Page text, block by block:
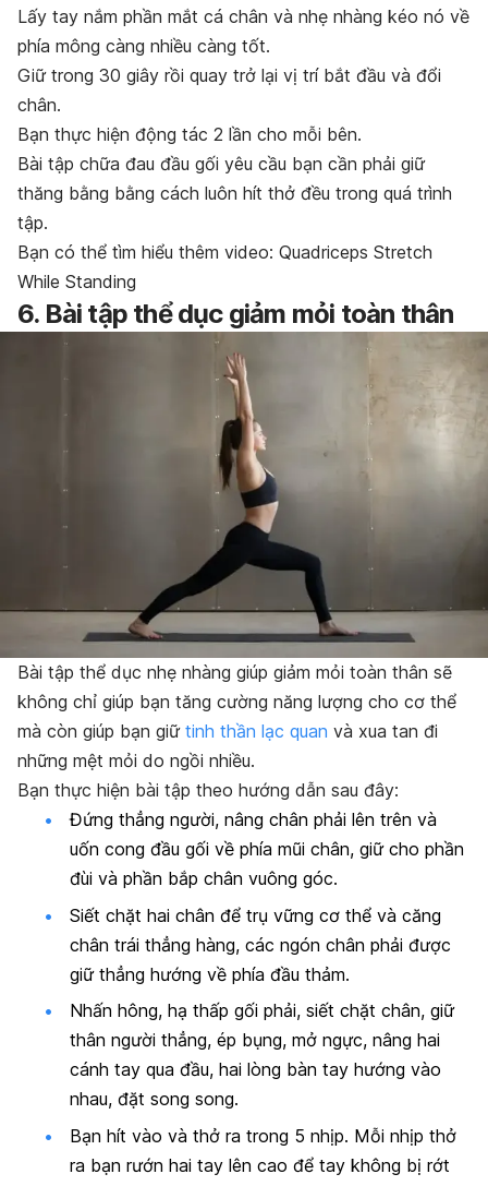
Lấy tay nắm phần mắt cá chân và nhẹ nhàng kéo nó về
phía mông càng nhiều càng tốt.
Giữ trong 30 giây rồi quay trở lại vị trí bắt đầu và đổi
chân.
Bạn thực hiện động tác 2 lần cho mỗi bên.
Bài tập chữa đau đầu gối yêu cầu bạn cần phải giữ
thăng bằng bằng cách luôn hít thở đều trong quá trình
tập.
Bạn có thể tìm hiểu thêm video: Quadriceps Stretch
While Standing
6. Bài tập thể dục giảm mỏi toàn thân
Bài tập thể dục nhẹ nhàng giúp giảm mỏi toàn thân sẽ
không chỉ giúp bạn tăng cường năng lượng cho cơ thể
mà còn giúp bạn giữ tinh thần lạc quan và xua tan đi
những mệt mỏi do ngồi nhiều.
Bạn thực hiện bài tập theo hướng dẫn sau đây:
Đứng thẳng người, nâng chân phải lên trên và
uốn cong đầu gối về phía mũi chân, giữ cho phần
đùi và phần bắp chân vuông góc.
Siết chặt hai chân để trụ vững cơ thể và căng
chân trái thẳng hàng, các ngón chân phải được
giữ thẳng hướng về phía đầu thảm.
Nhấn hông, hạ thấp gối phải, siết chặt chân, giữ
thân người thẳng, ép bụng, mở ngực, nâng hai
cánh tay qua đầu, hai lòng bàn tay hướng vào
nhau, đặt song song.
Bạn hít vào và thở ra trong 5 nhịp. Mỗi nhịp thở
ra bạn rướn hai tay lên cao để tay không bị rớt